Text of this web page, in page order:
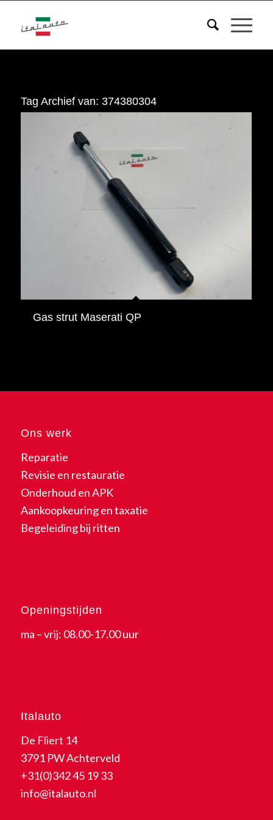
Tag Archief van: 374380304
Gas strut Maserati QP
Ons werk
Reparatie
Revisie en restauratie
Onderhoud en APK
Aankoopkeuring en taxatie
Begeleiding bij ritten
Openingstijden
ma – vrij: 08.00-17.00 uur
Italauto
De Fliert 14
3791 PW Achterveld
+31(0)342 45 19 33
info@italauto.nl